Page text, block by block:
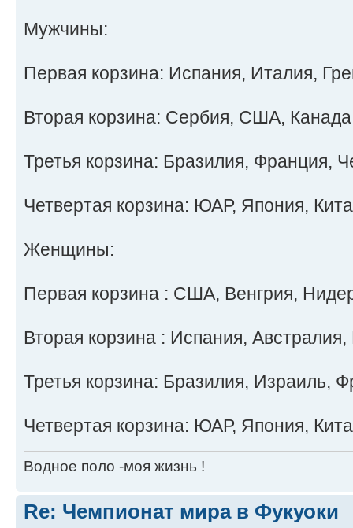
Мужчины:
Первая корзина: Испания, Италия,
Вторая корзина: Сербия, США,
Третья корзина: Бразилия, Франция,
Четвертая корзина: ЮАР, Япония,
Женщины:
Первая корзина : США, Венгрия,
Вторая корзина : Испания,
Третья корзина: Бразилия, Израиль,
Четвертая корзина: ЮАР, Япония,
Водное поло -моя жизнь !
Re: Чемпионат мира в Фукуоки